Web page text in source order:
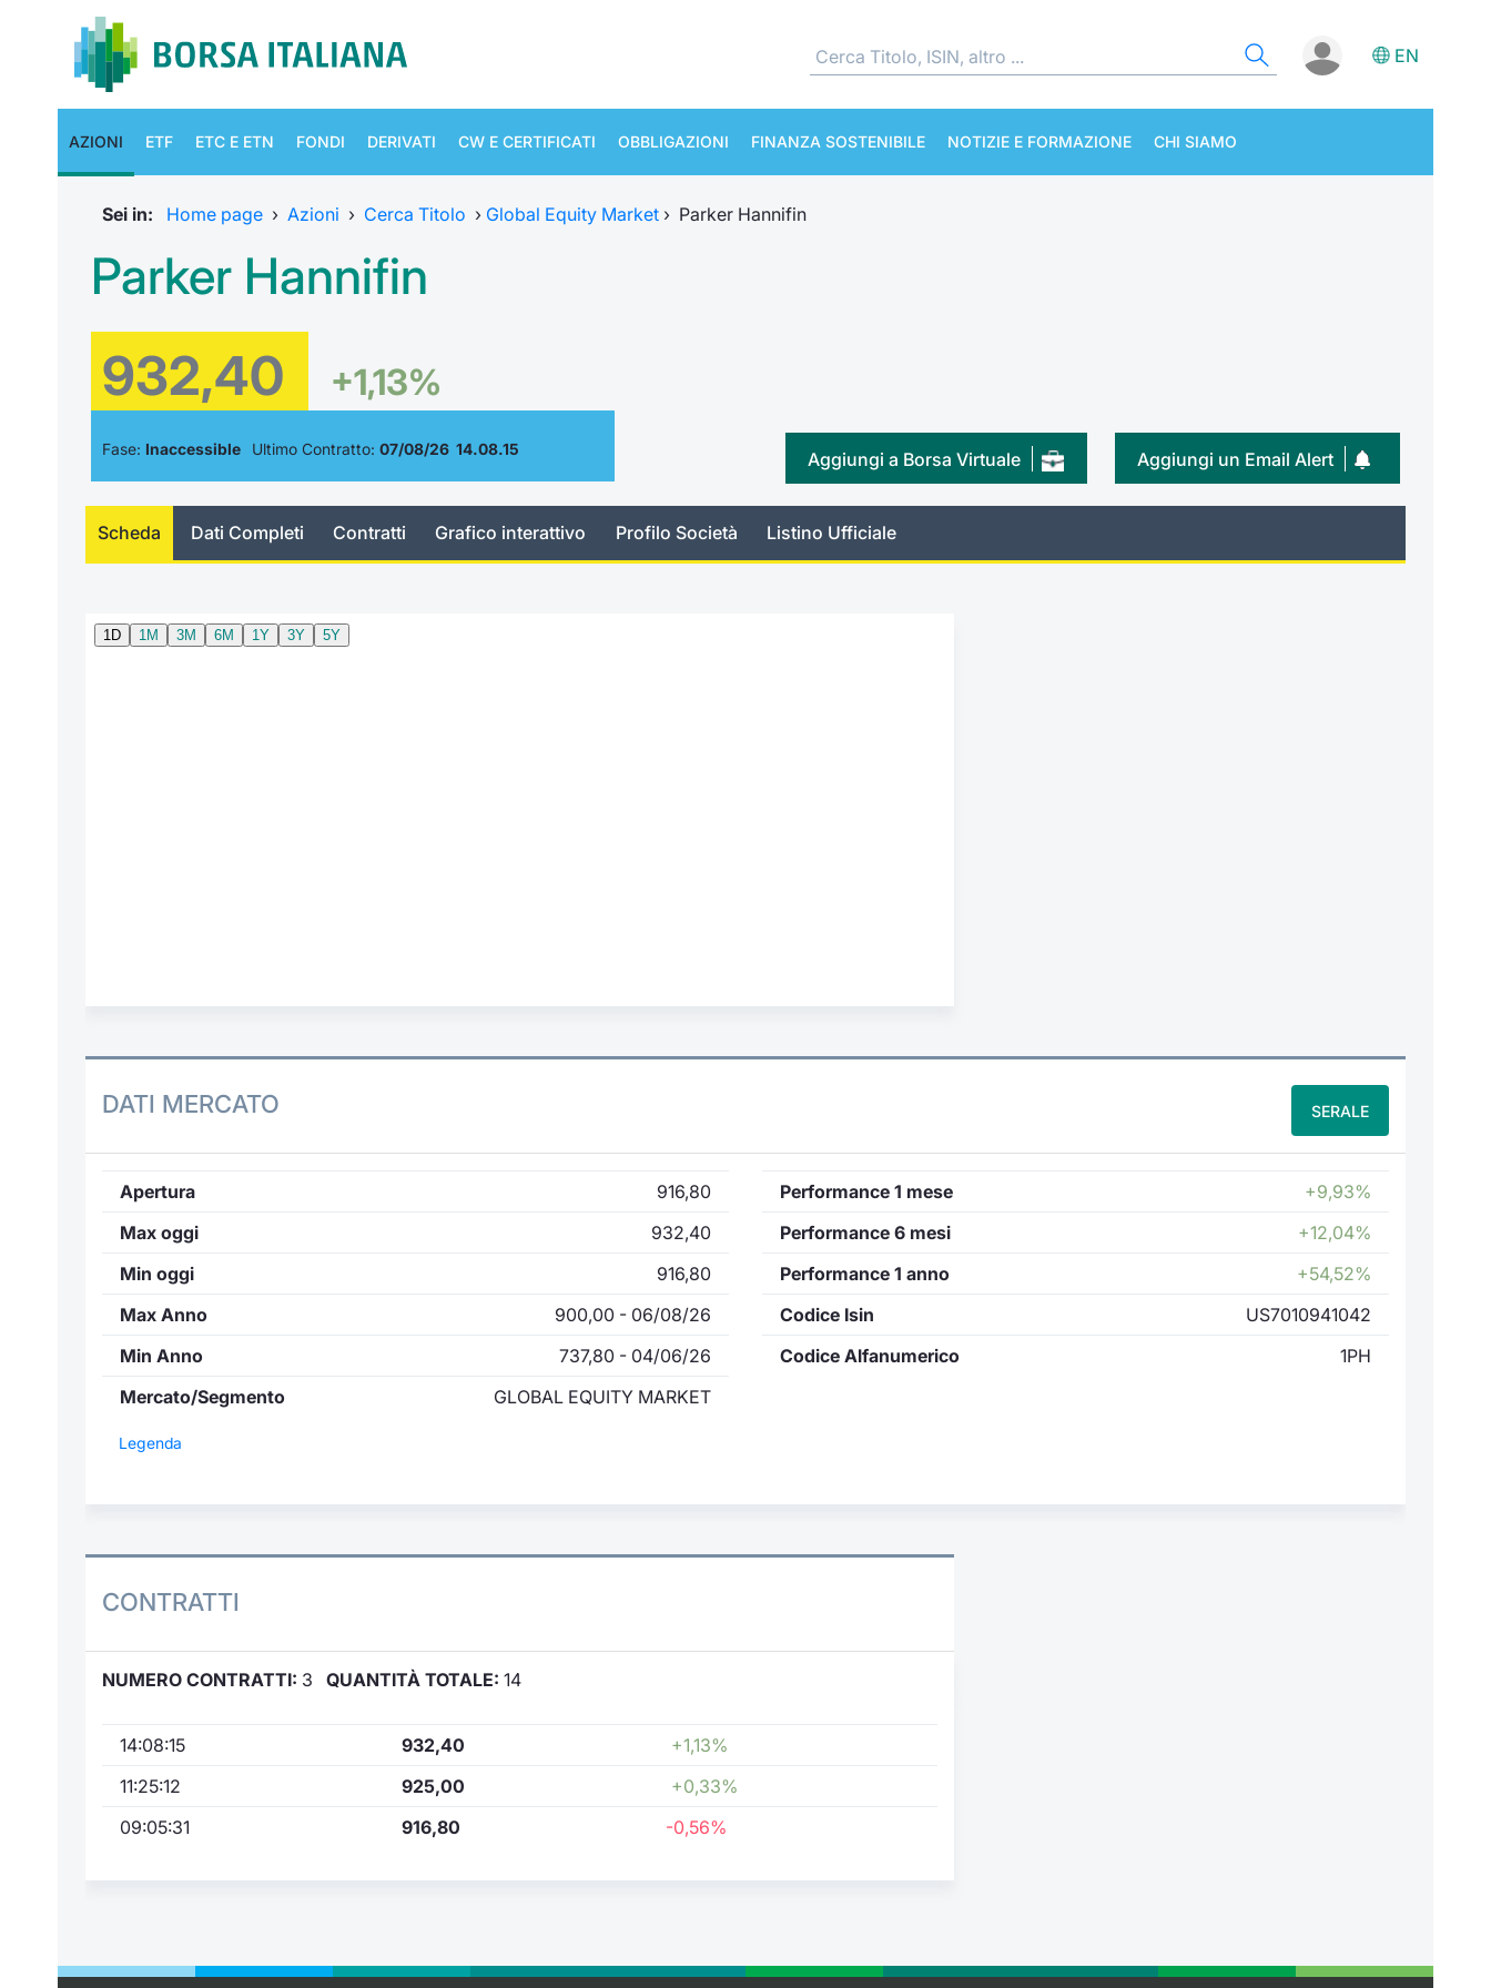
EN
AZIONI ETF ETC E ETN FONDI DERIVATI CW E CERTIFICATI OBBLIGAZIONI FINANZA SOSTENIBILE NOTIZIE E FORMAZIONE CHI SIAMO
Sei in: Home page › Azioni › Cerca Titolo › Global Equity Market › Parker Hannifin
Parker Hannifin
932,40 +1,13%
Fase: Inaccessible Ultimo Contratto: 07/08/26 14.08.15 Aggiungi un Email Alert
Aggiungi a Borsa Virtuale
Scheda Dati Completi Contratti Grafico interattivo Profilo Società Listino Ufficiale
DATI MERCATO SERALE
Apertura
916,80
Max oggi
932,40
Min oggi
916,80
Max Anno
900,00 - 06/08/26
Min Anno
737,80 - 04/06/26
Mercato/Segmento
GLOBAL EQUITY MARKET
Performance 1 mese
+9,93%
Performance 6 mesi
+12,04%
Performance 1 anno
+54,52%
Codice Isin
US7010941042
Codice Alfanumerico
1PH
Legenda
CONTRATTI
NUMERO CONTRATTI: 3 QUANTITÀ TOTALE: 14
14:08:15 932,40
+1,13%
11:25:12
925,00
+0,33%
09:05:31
916,80 -0,56%